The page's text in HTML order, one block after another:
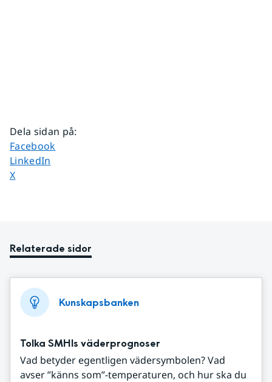
Dela sidan på:
Dela sidan på
Facebook
Dela sidan på
LinkedIn
Dela sidan på
X
Relaterade sidor
Kunskapsbanken
Tolka SMHIs väderprognoser
Vad betyder egentligen vädersymbolen? Vad
avser ”känns som”-temperaturen, och hur ska du